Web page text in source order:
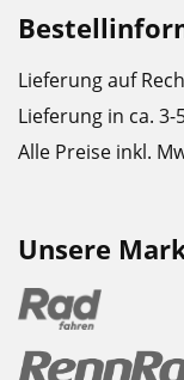
Lieferung auf
Lieferung in ca. 3-
Alle Preise inkl.
Unsere